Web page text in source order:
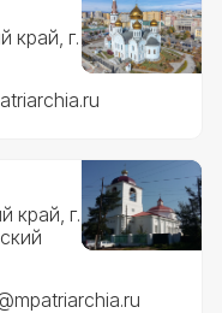
г. Чита, ул.
край, г. Нерчинск,